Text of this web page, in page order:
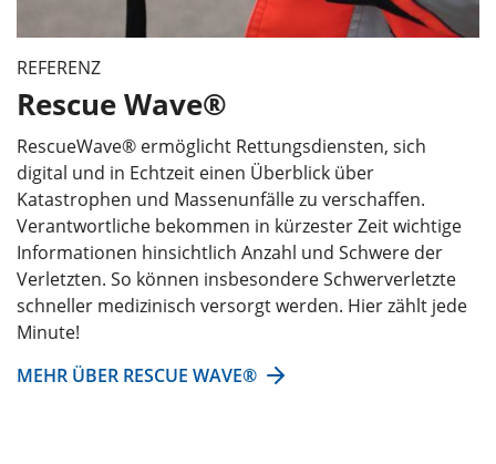
REFERENZ
Rescue Wave®
RescueWave® ermöglicht Rettungsdiensten, sich
digital und in Echtzeit einen Überblick über
Katastrophen und Massenunfälle zu verschaffen.
Verantwortliche bekommen in kürzester Zeit wichtige
Informationen hinsichtlich Anzahl und Schwere der
Verletzten. So können insbesondere Schwerverletzte
schneller medizinisch versorgt werden. Hier zählt jede
Minute!
MEHR ÜBER RESCUE WAVE®